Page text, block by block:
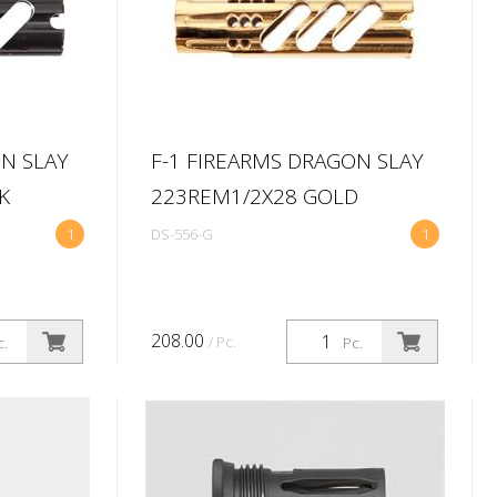
SLAY
1
F-1 FIREARMS DRAGON SLAY
223REM1/2X28 GOLD
1
DS-556-G
Pc.
208.00 / Pc.